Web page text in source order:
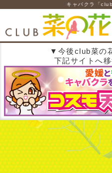
キャバクラ「club菜
▼今後club菜の
下記サイトへ